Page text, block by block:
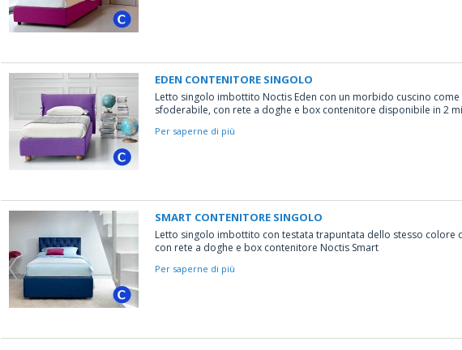
EDEN CONTENITORE SINGOLO
Letto singolo imbottito Noctis Eden con un morbido cuscino
sfoderabile, con rete a doghe e box contenitore disponibile in 2
Per saperne di più
SMART CONTENITORE SINGOLO
Letto singolo imbottito con testata trapuntata dello stesso colore
con rete a doghe e box contenitore Noctis Smart
Per saperne di più